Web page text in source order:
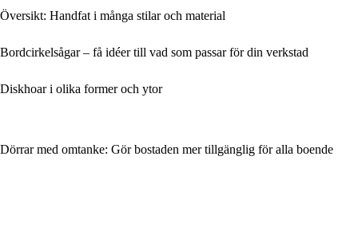
Översikt: Handfat i många stilar och material
Bordcirkelsågar – få idéer till vad som passar för din verkstad
Diskhoar i olika former och ytor
Dörrar med omtanke: Gör bostaden mer tillgänglig för alla boende